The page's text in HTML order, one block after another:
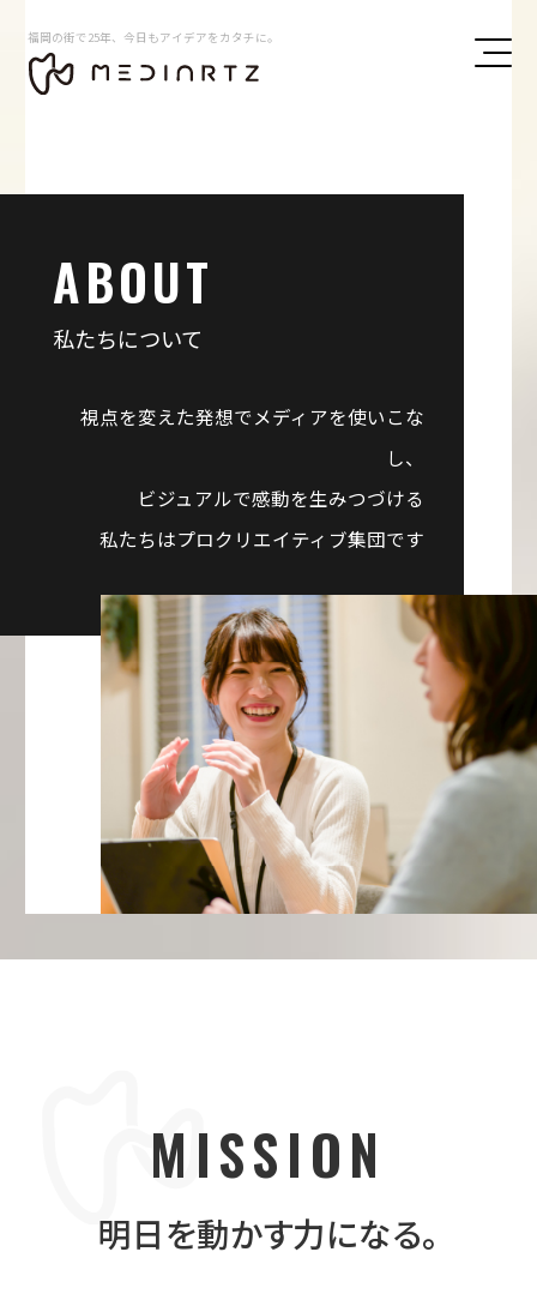
福岡の街で25年、今日もアイデアをカタチに。
ABOUT
私たちについて
視点を変えた発想でメディアを使いこな
し、
ビジュアルで感動を生みつづける
私たちはプロクリエイティブ集団です
心に響くデザインで人の想いを繋ぎ、
変化を力に挑戦と進化で
MISSION
明日を動かす力になる。